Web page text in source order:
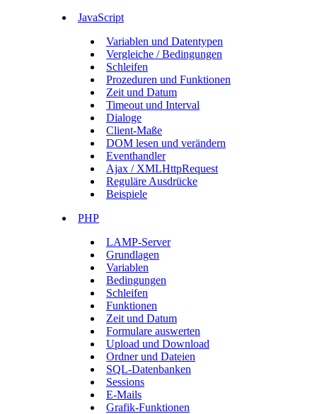
JavaScript
Variablen und Datentypen
Vergleiche / Bedingungen
Schleifen
Prozeduren und Funktionen
Zeit und Datum
Timeout und Interval
Dialoge
Client-Maße
DOM lesen und verändern
Eventhandler
Ajax / XMLHttpRequest
Reguläre Ausdrücke
Beispiele
PHP
LAMP-Server
Grundlagen
Variablen
Bedingungen
Schleifen
Funktionen
Zeit und Datum
Formulare auswerten
Upload und Download
Ordner und Dateien
SQL-Datenbanken
Sessions
E-Mails
Grafik-Funktionen